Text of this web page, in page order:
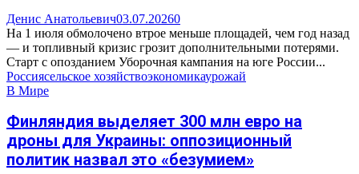
Денис Анатольевич03.07.20260
На 1 июля обмолочено втрое меньше площадей, чем год назад
— и топливный кризис грозит дополнительными потерями.
Старт с опозданием Уборочная кампания на юге России...
Россиясельское хозяйствоэкономикаурожай
В Мире
Финляндия выделяет 300 млн евро на
дроны для Украины: оппозиционный
политик назвал это «безумием»